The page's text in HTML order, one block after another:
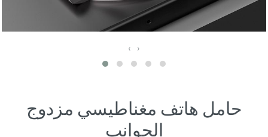
‹ ›
حامل هاتف مغناطيسي مزدوج
الجوانب